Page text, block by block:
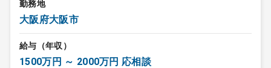
勤務地
大阪府大阪市
給与（年収）
1500万円 ～ 2000万円 応相談